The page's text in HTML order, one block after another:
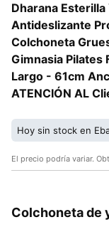
Dharana
Antideslizante
Colchoneta
Gimnasia Pilates
Largo - 61cm
ATENCIÓN AL
Hoy sin stock en
El precio podría variar.
Colchoneta de